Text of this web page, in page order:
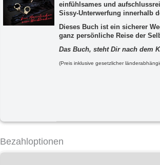
einfühlsames und
Sissy-Unterwerfung innerhalb
Dieses Buch ist ein sicherer
ganz persönliche Reise der
Das Buch, steht Dir nach dem
(Preis inklusive gesetzlicher
Bezahloptionen